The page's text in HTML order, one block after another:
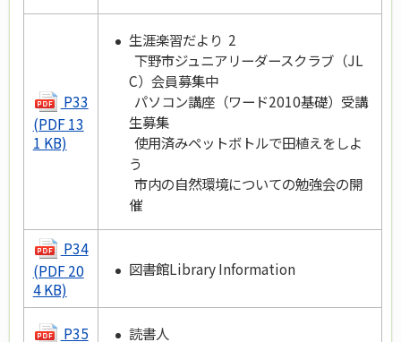
P33
(PDF 13
1 KB)
生涯楽習だより 2
下野市ジュニアリーダースクラブ（JL
C）会員募集中
パソコン講座（ワード2010基礎）受講
生募集
使用済みペットボトルで田植えをしよ
う
市内の自然環境についての勉強会の開
催
P34
(PDF 20
4 KB)
図書館Library Information
P35
読書人